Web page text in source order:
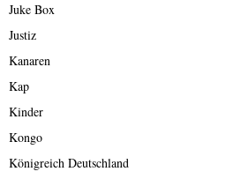
Juke Box
Justiz
Kanaren
Kap
Kinder
Kongo
Königreich Deutschland